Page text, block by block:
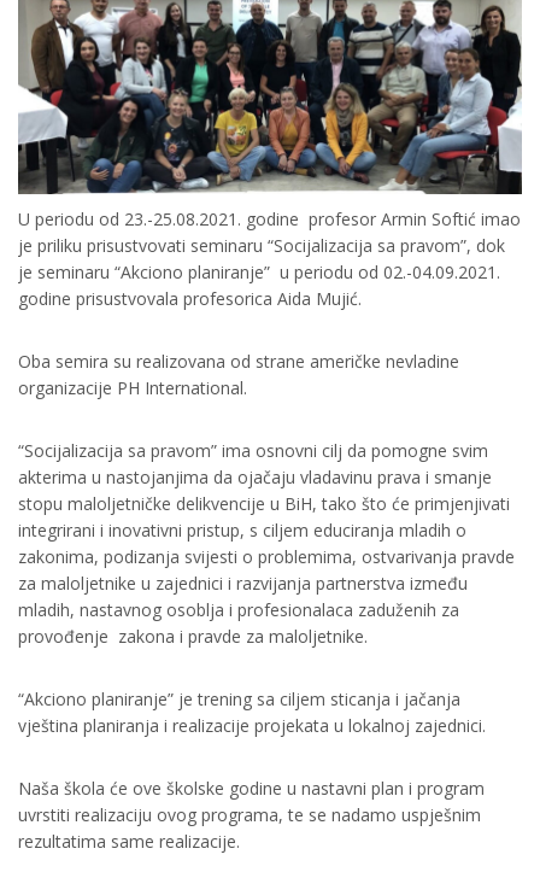
U periodu od 23.-25.08.2021. godine profesor Armin Softić imao
je priliku prisustvovati seminaru “Socijalizacija sa pravom”, dok
je seminaru “Akciono planiranje” u periodu od 02.-04.09.2021.
godine prisustvovala profesorica Aida Mujić.
Oba semira su realizovana od strane američke nevladine
organizacije PH International.
“Socijalizacija sa pravom” ima osnovni cilj da pomogne svim
akterima u nastojanjima da ojačaju vladavinu prava i smanje
stopu maloljetničke delikvencije u BiH, tako što će primjenjivati
integrirani i inovativni pristup, s ciljem educiranja mladih o
zakonima, podizanja svijesti o problemima, ostvarivanja pravde
za maloljetnike u zajednici i razvijanja partnerstva između
mladih, nastavnog osoblja i profesionalaca zaduženih za
provođenje zakona i pravde za maloljetnike.
“Akciono planiranje” je trening sa ciljem sticanja i jačanja
vještina planiranja i realizacije projekata u lokalnoj zajednici.
Naša škola će ove školske godine u nastavni plan i program
uvrstiti realizaciju ovog programa, te se nadamo uspješnim
rezultatima same realizacije.